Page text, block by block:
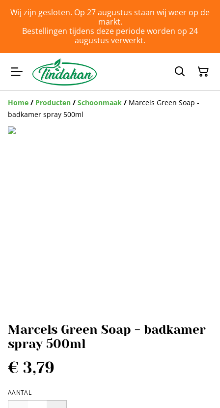
Wij zijn gesloten. Op 27 augustus staan wij weer op de
markt.
Bestellingen tijdens deze periode worden op 24
augustus verwerkt.
Home / Producten / Schoonmaak / Marcels Green Soap -
badkamer spray 500ml
Marcels Green Soap - badkamer
spray 500ml
€ 3,79
AANTAL